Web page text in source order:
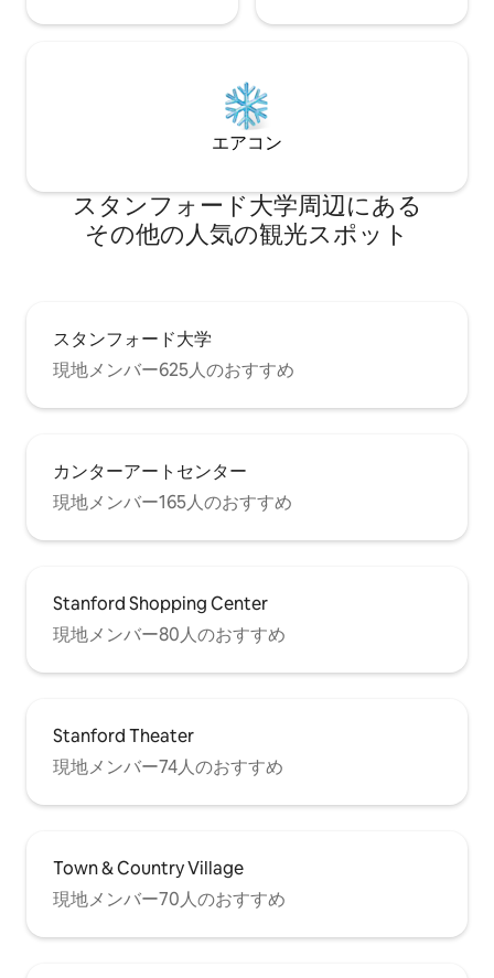
エアコン
スタンフォード大学⁠周⁠辺⁠に⁠あ⁠る
そ⁠の⁠他⁠の人⁠気⁠の観⁠光⁠ス⁠ポ⁠ッ⁠ト
スタンフォード大学
現地メンバー625人のおすすめ
カンターアートセンター
現地メンバー165人のおすすめ
Stanford Shopping Center
現地メンバー80人のおすすめ
Stanford Theater
現地メンバー74人のおすすめ
Town & Country Village
現地メンバー70人のおすすめ